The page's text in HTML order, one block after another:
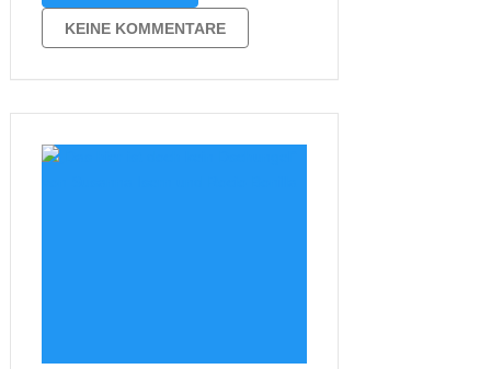
wurde mir jedoch klar, warum dies
tatsächlich sinnvoll ist. Heutzutage
wird neben dem klassischen …
KEINE KOMMENTARE